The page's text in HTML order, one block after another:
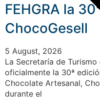
FEHGRA la
ChocoGesell
5 August, 2026
La Secretaría de
oficialmente la 30ª
Chocolate Artesanal,
durante el